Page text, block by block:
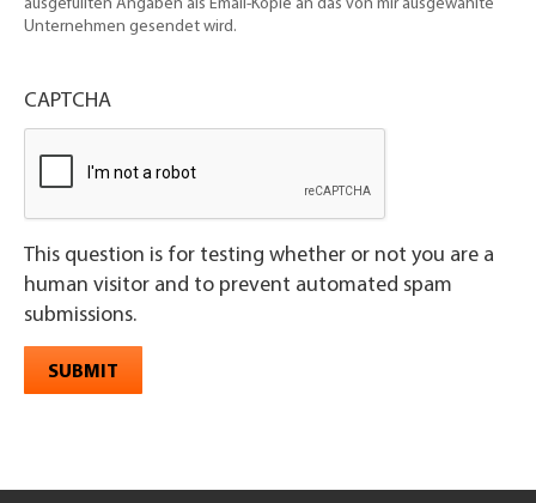
ausgefüllten Angaben als Email-Kopie an das von mir ausgewählte
Unternehmen gesendet wird.
CAPTCHA
This question is for testing whether or not you are a
human visitor and to prevent automated spam
submissions.
SUBMIT